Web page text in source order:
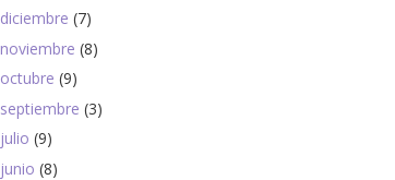
diciembre (7)
noviembre (8)
octubre (9)
septiembre (3)
julio (9)
junio (8)